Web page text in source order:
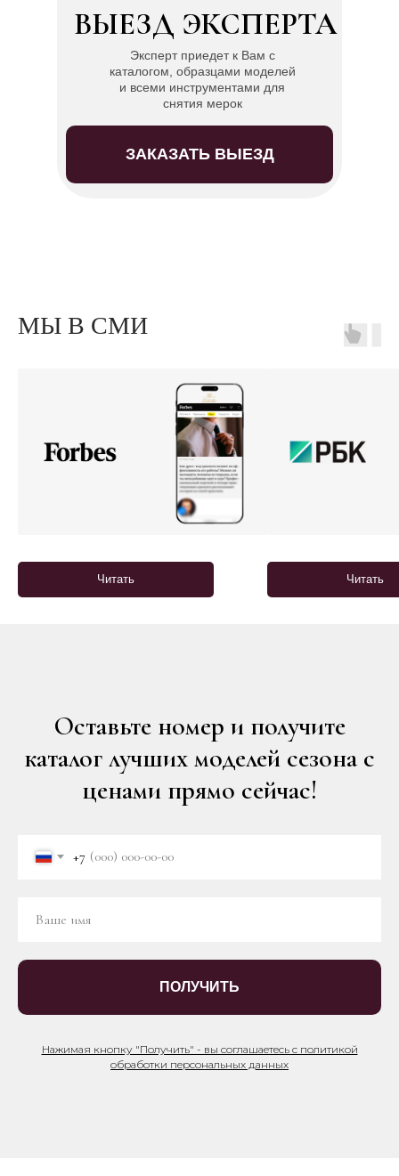
ВЫЕЗД ЭКСПЕРТА
Эксперт приедет к Вам с
каталогом, образцами моделей
и всеми инструментами для
снятия мерок
ЗАКАЗАТЬ ВЫЕЗД
МЫ В СМИ
Читать Читать
Оставьте номер и получите
каталог лучших моделей сезона с
ценами прямо сейчас!
+7
ПОЛУЧИТЬ
Нажимая кнопку "Получить" - вы соглашаетесь с политикой
обработки персональных данных